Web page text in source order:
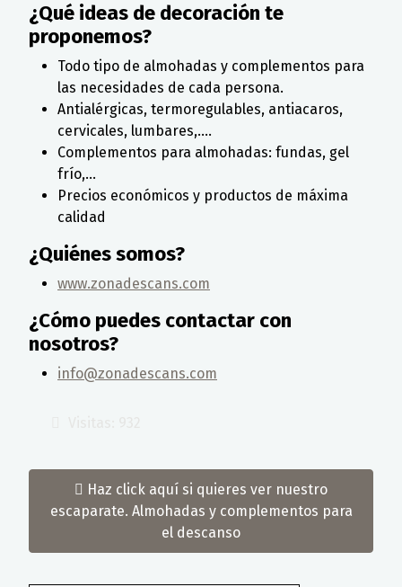
¿Qué ideas de decoración te
proponemos?
Todo tipo de almohadas y complementos para
las necesidades de cada persona.
Antialérgicas, termoregulables, antiacaros,
cervicales, lumbares,....
Complementos para almohadas: fundas, gel
frío,...
Precios económicos y productos de máxima
calidad
¿Quiénes somos?
www.zonadescans.com
¿Cómo puedes contactar con
nosotros?
info@zonadescans.com
Haz click aquí si quieres ver nuestro
escaparate. Almohadas y complementos para
el descanso